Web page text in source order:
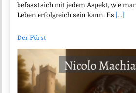
befasst sich mit jedem Aspekt, wie
Leben erfolgreich sein kann. Es [...]
Der Fürst